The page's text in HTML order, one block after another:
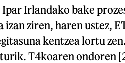
Irlandako bake
ziren, haren ustez,
kentzea lortu
T4koaren ondoren